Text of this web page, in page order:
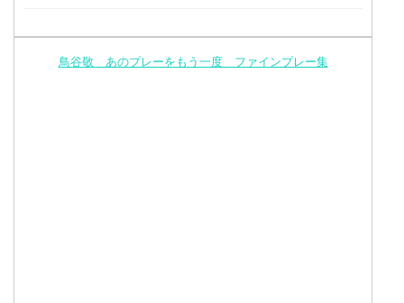
鳥谷敬 あのプレーをもう一度 ファインプレー集